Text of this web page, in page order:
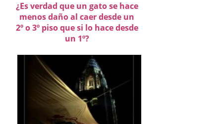
¿Es verdad que un gato se hace
menos daño al caer desde un
2º o 3º piso que si lo hace desde
un 1º?